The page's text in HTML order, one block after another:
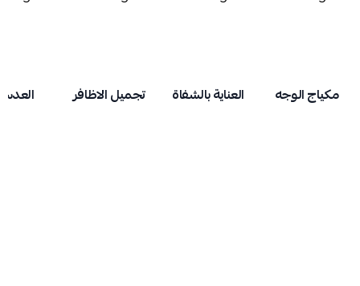
مكياج الوجه العناية بالشفاة تجميل الاظافر